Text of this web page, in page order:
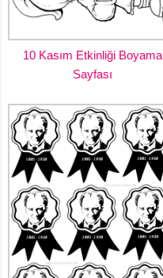
10 Kasım Etkinliği Boyama
Sayfası